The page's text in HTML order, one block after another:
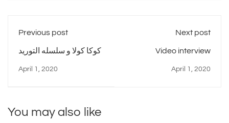
Previous post
كوكا كولا و سلسله التوريد
April 1, 2020
Next post
Video interview
April 1, 2020
You may also like